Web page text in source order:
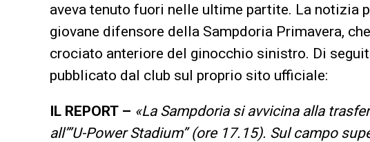
aveva tenuto fuori nelle ultime partite. La notizia
giovane difensore della Sampdoria Primavera,
crociato anteriore del ginocchio sinistro. Di
pubblicato dal club sul proprio sito ufficiale:
IL REPORT – «La Sampdoria si avvicina alla
all’”U-Power Stadium” (ore 17.15). Sul campo